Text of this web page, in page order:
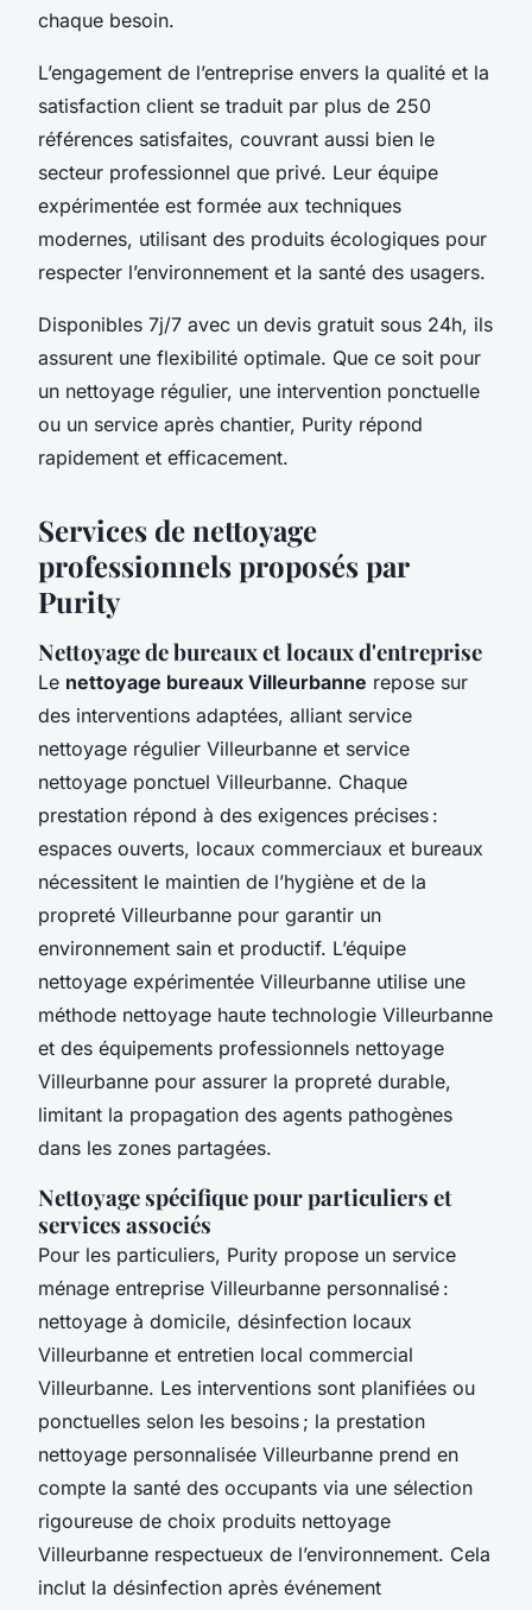
chaque besoin.
L’engagement de l’entreprise envers la qualité et la
satisfaction client se traduit par plus de 250
références satisfaites, couvrant aussi bien le
secteur professionnel que privé. Leur équipe
expérimentée est formée aux techniques
modernes, utilisant des produits écologiques pour
respecter l’environnement et la santé des usagers.
Disponibles 7j/7 avec un devis gratuit sous 24h, ils
assurent une flexibilité optimale. Que ce soit pour
un nettoyage régulier, une intervention ponctuelle
ou un service après chantier, Purity répond
rapidement et efficacement.
Services de nettoyage
professionnels proposés par
Purity
Nettoyage de bureaux et locaux d'entreprise
Le nettoyage bureaux Villeurbanne repose sur
des interventions adaptées, alliant service
nettoyage régulier Villeurbanne et service
nettoyage ponctuel Villeurbanne. Chaque
prestation répond à des exigences précises :
espaces ouverts, locaux commerciaux et bureaux
nécessitent le maintien de l’hygiène et de la
propreté Villeurbanne pour garantir un
environnement sain et productif. L’équipe
nettoyage expérimentée Villeurbanne utilise une
méthode nettoyage haute technologie Villeurbanne
et des équipements professionnels nettoyage
Villeurbanne pour assurer la propreté durable,
limitant la propagation des agents pathogènes
dans les zones partagées.
Nettoyage spécifique pour particuliers et
services associés
Pour les particuliers, Purity propose un service
ménage entreprise Villeurbanne personnalisé :
nettoyage à domicile, désinfection locaux
Villeurbanne et entretien local commercial
Villeurbanne. Les interventions sont planifiées ou
ponctuelles selon les besoins ; la prestation
nettoyage personnalisée Villeurbanne prend en
compte la santé des occupants via une sélection
rigoureuse de choix produits nettoyage
Villeurbanne respectueux de l’environnement. Cela
inclut la désinfection après événement